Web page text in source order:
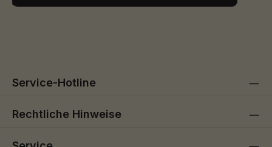
Service-Hotline
Rechtliche Hinweise